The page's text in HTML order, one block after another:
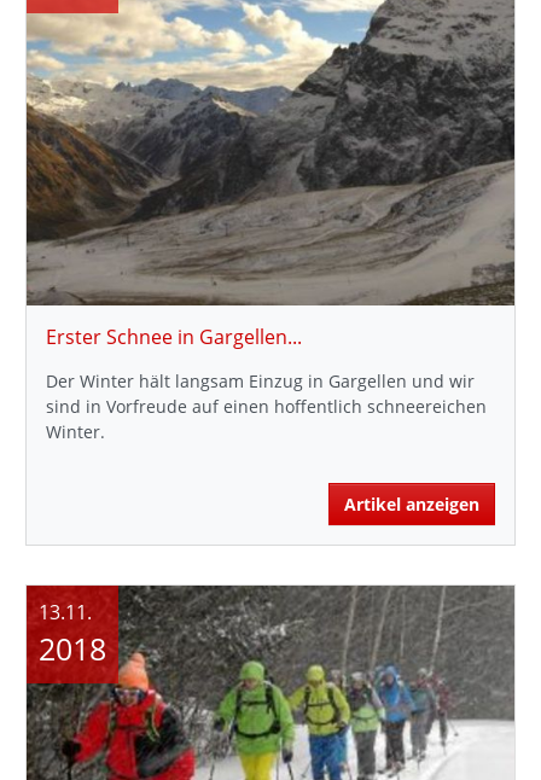
Erster Schnee in Gargellen...
Der Winter hält langsam Einzug in Gargellen und wir
sind in Vorfreude auf einen hoffentlich schneereichen
Winter.
Artikel anzeigen
13.11.
2018